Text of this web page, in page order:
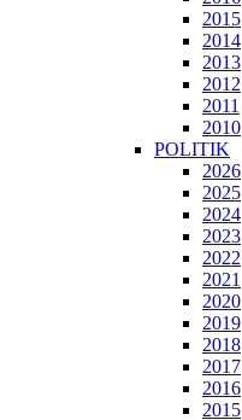
2015
2014
2013
2012
2011
2010
POLITIK
2026
2025
2024
2023
2022
2021
2020
2019
2018
2017
2016
2015